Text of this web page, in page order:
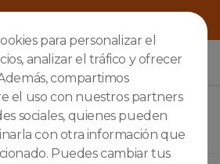
para personalizar el
analizar el tráfico y ofrecer
compartimos
el uso con nuestros partners
sociales, quienes pueden
con otra información que
Puedes cambiar tus